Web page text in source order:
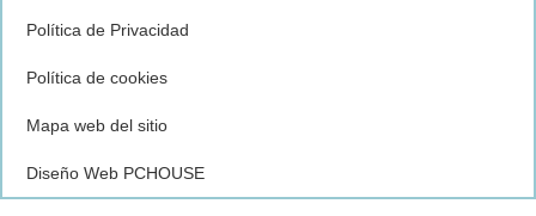
Política de Privacidad
Política de cookies
Mapa web del sitio
Diseño Web PCHOUSE